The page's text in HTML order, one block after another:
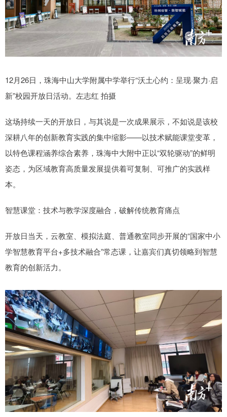
12月26日，珠海中山大学附属中学举行“沃土心约：呈现·聚力·启
新”校园开放日活动。左志红 拍摄
这场持续一天的开放日，与其说是一次成果展示，不如说是该校
深耕八年的创新教育实践的集中缩影——以技术赋能课堂变革，
以特色课程涵养综合素养，珠海中大附中正以“双轮驱动”的鲜明
姿态，为区域教育高质量发展提供着可复制、可推广的实践样
本。
智慧课堂：技术与教学深度融合，破解传统教育痛点
开放日当天，云教室、模拟法庭、普通教室同步开展的“国家中小
学智慧教育平台+多技术融合”常态课，让嘉宾们真切领略到智慧
教育的创新活力。